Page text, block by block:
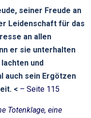
seiner Freude an
Leidenschaft für das
an allen
er sie unterhalten
und
auch sein Ergötzen
< – Seite 115
Totenklage, eine